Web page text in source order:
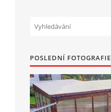
POSLEDNÍ FOTOGRAFIE